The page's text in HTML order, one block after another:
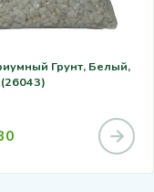
Грунт, Белый,